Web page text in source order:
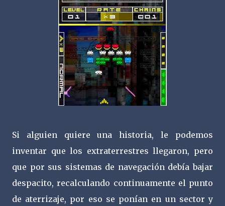
Si alguien quiere una historia, le podemos
inventar que los extraterrestres llegaron, pero
que por sus sistemas de navegación debía bajar
despacito, recalculando continuamente el punto
de aterrizaje, por eso se ponían en un sector y